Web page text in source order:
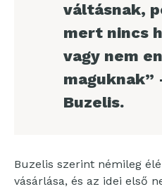
váltásnak,
mert nincs
vagy nem
maguknak”
Buzelis.
Buzelis szerint némileg
vásárlása, és az idei első